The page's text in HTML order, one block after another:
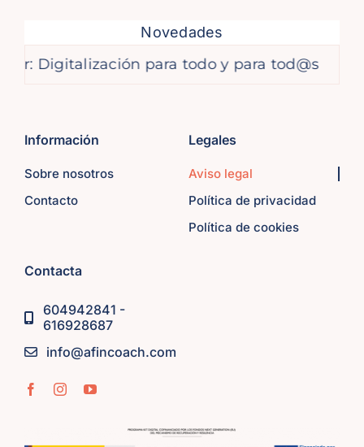
Novedades
para todo y para tod@s La
Información
Sobre nosotros
Contacto
Legales
Aviso legal
Política de privacidad
Política de cookies
Contacta
604942841 -
616928687
info@afincoach.com